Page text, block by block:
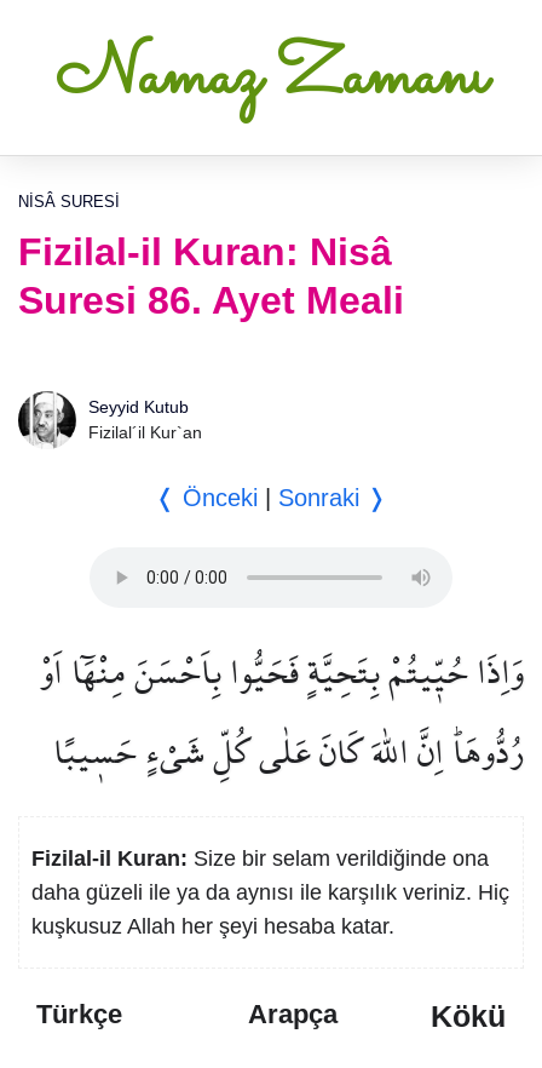
Namaz Zamanı
NISÂ SURESI
Fizilal-il Kuran: Nisâ
Suresi 86. Ayet Meali
Seyyid Kutub
Fizilal´il Kur`an
❬ Önceki Sonraki ❭
وَاِذَا حُيّ۪يتُمْ بِتَحِيَّةٍ فَحَيُّوا بِاَحْسَنَ مِنْهَٓا اَوْ
رُدُّوهَاۜ اِنَّ اللّٰهَ كَانَ عَلٰى كُلِّ شَيْءٍ حَس۪يبًا
Fizilal-il Kuran: Size bir selam verildiğinde ona
daha güzeli ile ya da aynısı ile karşılık veriniz. Hiç
kuşkusuz Allah her şeyi hesaba katar.
Türkçe Arapça Kökü